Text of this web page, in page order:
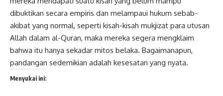
dibuktikan secara empiris dan melampaui hukum sebab-
akibat yang normal, seperti kisah-kisah mukjizat para utusan
Allah dalam al-Quran, maka mereka segera mengklaim
bahwa itu hanya sekadar mitos belaka. Bagaimanapun,
pandangan sedemikian adalah kesesatan yang nyata.
Menyukai ini: